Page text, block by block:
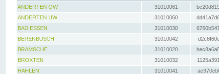
ANDERTEN OW
31010061
ANDERTEN UW
31010060
BAD ESSEN
31010030
BERENBUSCH
31010042
BRAMSCHE
31010020
BROXTEN
31010032
HAHLEN
31010041